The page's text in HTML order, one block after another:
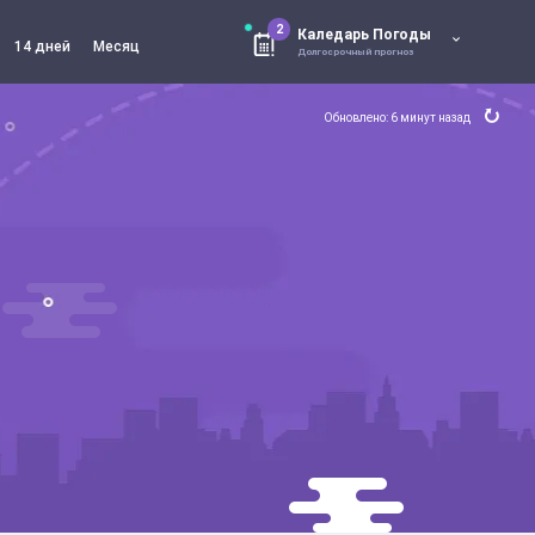
14 дней Месяц
2 Каледарь Погоды
Долгосрочный прогноз
Обновлено: 6 минут назад